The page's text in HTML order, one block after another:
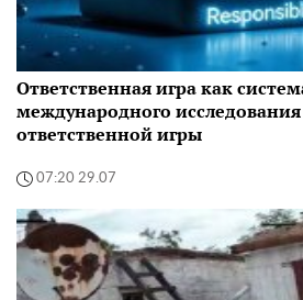
Ответственная игра как
международного
ответственной игры
07:20 29.07